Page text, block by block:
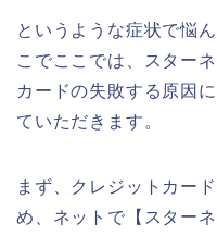
というような症状で悩
こでここでは、スター
カードの失敗する原因
ていただきます。
まず、クレジットカー
め、ネットで【スター